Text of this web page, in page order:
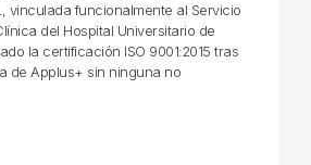
vinculada funcionalmente al Servicio
del Hospital Universitario de
la certificación ISO 9001:2015 tras
de Applus+ sin ninguna no